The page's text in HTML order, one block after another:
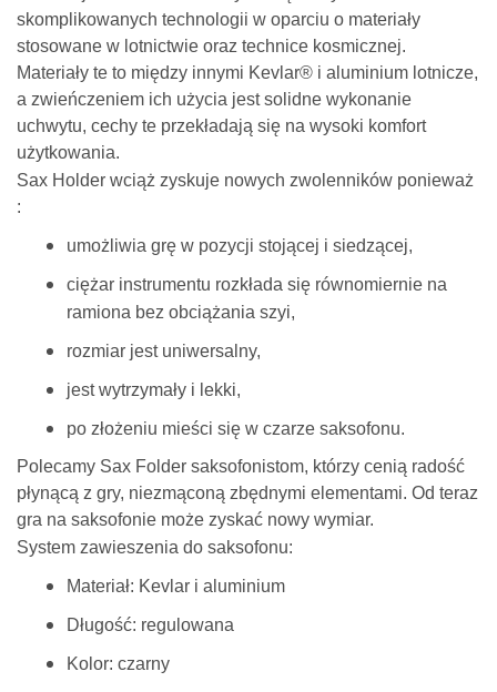
skomplikowanych technologii w oparciu o materiały
stosowane w lotnictwie oraz technice kosmicznej.
Materiały te to między innymi Kevlar® i aluminium lotnicze,
a zwieńczeniem ich użycia jest solidne wykonanie
uchwytu, cechy te przekładają się na wysoki komfort
użytkowania.
Sax Holder wciąż zyskuje nowych zwolenników ponieważ
:
umożliwia grę w pozycji stojącej i siedzącej,
ciężar instrumentu rozkłada się równomiernie na
ramiona bez obciążania szyi,
rozmiar jest uniwersalny,
jest wytrzymały i lekki,
po złożeniu mieści się w czarze saksofonu.
Polecamy Sax Folder saksofonistom, którzy cenią radość
płynącą z gry, niezmąconą zbędnymi elementami. Od teraz
gra na saksofonie może zyskać nowy wymiar.
System zawieszenia do saksofonu:
Materiał: Kevlar i aluminium
Długość: regulowana
Kolor: czarny